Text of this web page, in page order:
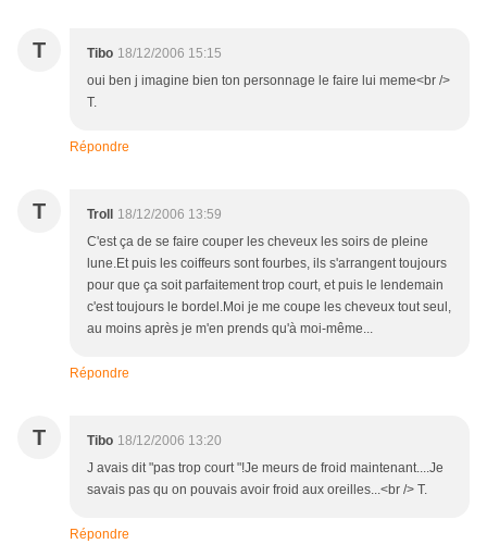
T Tibo 18/12/2006 15:15
oui ben j imagine bien ton personnage le faire lui meme<br />
T.
Répondre
T Troll
18/12/2006 13:59
C'est ça de se faire couper les cheveux les soirs de pleine
lune.Et puis les coiffeurs sont fourbes, ils s'arrangent toujours
pour que ça soit parfaitement trop court, et puis le lendemain
c'est toujours le bordel.Moi je me coupe les cheveux tout seul,
au moins après je m'en prends qu'à moi-même...
Répondre
T Tibo 18/12/2006 13:20
J avais dit "pas trop court "!Je meurs de froid maintenant....Je
savais pas qu on pouvais avoir froid aux oreilles...<br /> T.
Répondre